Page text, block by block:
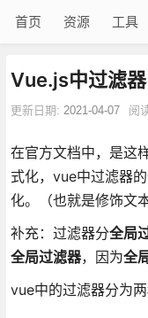
首页 资源 工具
Vue.js中过滤
更新日期: 2021-04-07 阅
在官方文档中，是这
式化，vue中过滤器
化。（也就是修饰文
补充：过滤器分全局
全局过滤器，因为全
vue中的过滤器分为